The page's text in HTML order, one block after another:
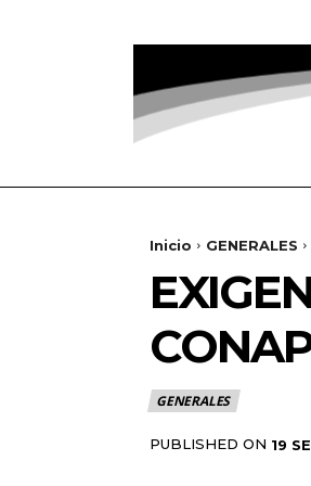
Inicio GENERALES
GENERALES
PUBLISHED ON 19